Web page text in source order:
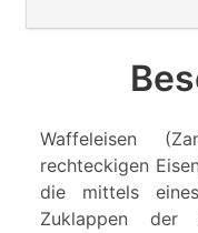
Waffeleisen
rechteckigen
die mittels
Zuklappen der